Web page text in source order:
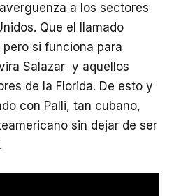
a los sectores
Que el llamado
si funciona para
Salazar y aquellos
de la Florida. De esto y
con Palli, tan cubano,
sin dejar de ser